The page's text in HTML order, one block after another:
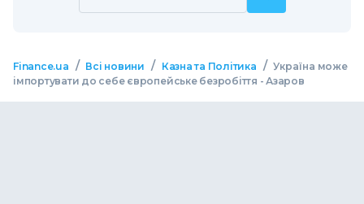
Finance.ua / Всі новини / Казна та Політика / Україна може
імпортувати до себе європейське безробіття - Азаров